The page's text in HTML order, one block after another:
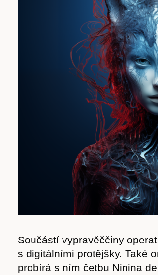
Časopis
Součástí vypravěččiny
s digitálními protějšky. Také
probírá s ním četbu Ninina